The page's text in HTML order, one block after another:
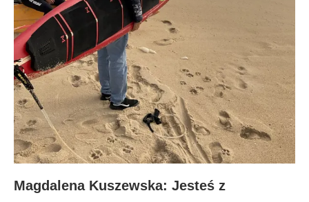
Magdalena Kuszewska: Jesteś z